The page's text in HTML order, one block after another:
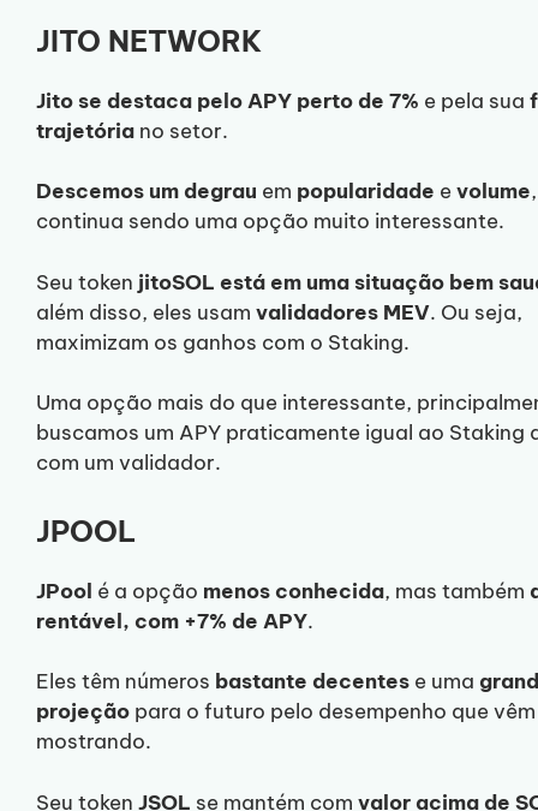
JITO NETWORK
Jito se destaca pelo APY perto de 7% e pela sua
trajetória no setor.
Descemos um degrau em popularidade evolume
continua sendo uma opção muito interessante.
Seu token jitoSOL está em uma situação bem
além disso, eles usam validadores MEV. Ou seja,
maximizam os ganhos com o Staking.
Uma opção mais do que interessante,
buscamos um APY praticamente igual ao Staking
com um validador.
JPOOL
JPool é a opção menosconhecida, mas também
rentável, com +7% de APY.
Eles têm números bastante decentes e uma
projeção para o futuro pelo desempenho que vêm
mostrando.
Seu token JSOL se mantém com valor acima de